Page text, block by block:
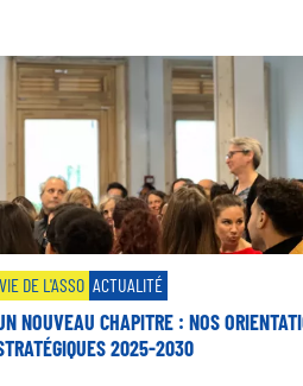
VIE DE L'ASSO ACTUALITÉ
NOUVEAU CHAPITRE : NOS
2025-2030